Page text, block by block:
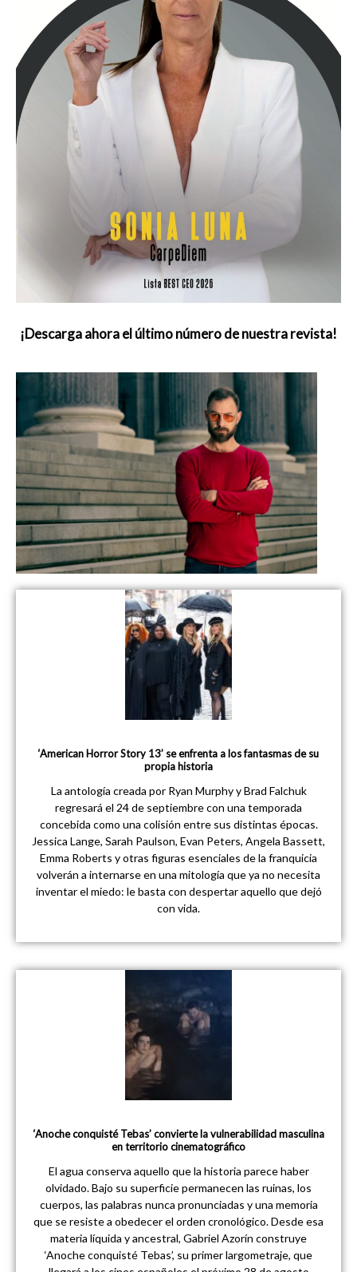
¡Descarga ahora el último número de nuestra revista!
‘American Horror Story 13’ se enfrenta a los fantasmas de su
propia historia
La antología creada por Ryan Murphy y Brad Falchuk
regresará el 24 de septiembre con una temporada
concebida como una colisión entre sus distintas épocas.
Jessica Lange, Sarah Paulson, Evan Peters, Angela Bassett,
Emma Roberts y otras figuras esenciales de la franquicia
volverán a internarse en una mitología que ya no necesita
inventar el miedo: le basta con despertar aquello que dejó
con vida.
‘Anoche conquisté Tebas’ convierte la vulnerabilidad masculina
en territorio cinematográfico
El agua conserva aquello que la historia parece haber
olvidado. Bajo su superficie permanecen las ruinas, los
cuerpos, las palabras nunca pronunciadas y una memoria
que se resiste a obedecer el orden cronológico. Desde esa
materia líquida y ancestral, Gabriel Azorín construye
‘Anoche conquisté Tebas’, su primer largometraje, que